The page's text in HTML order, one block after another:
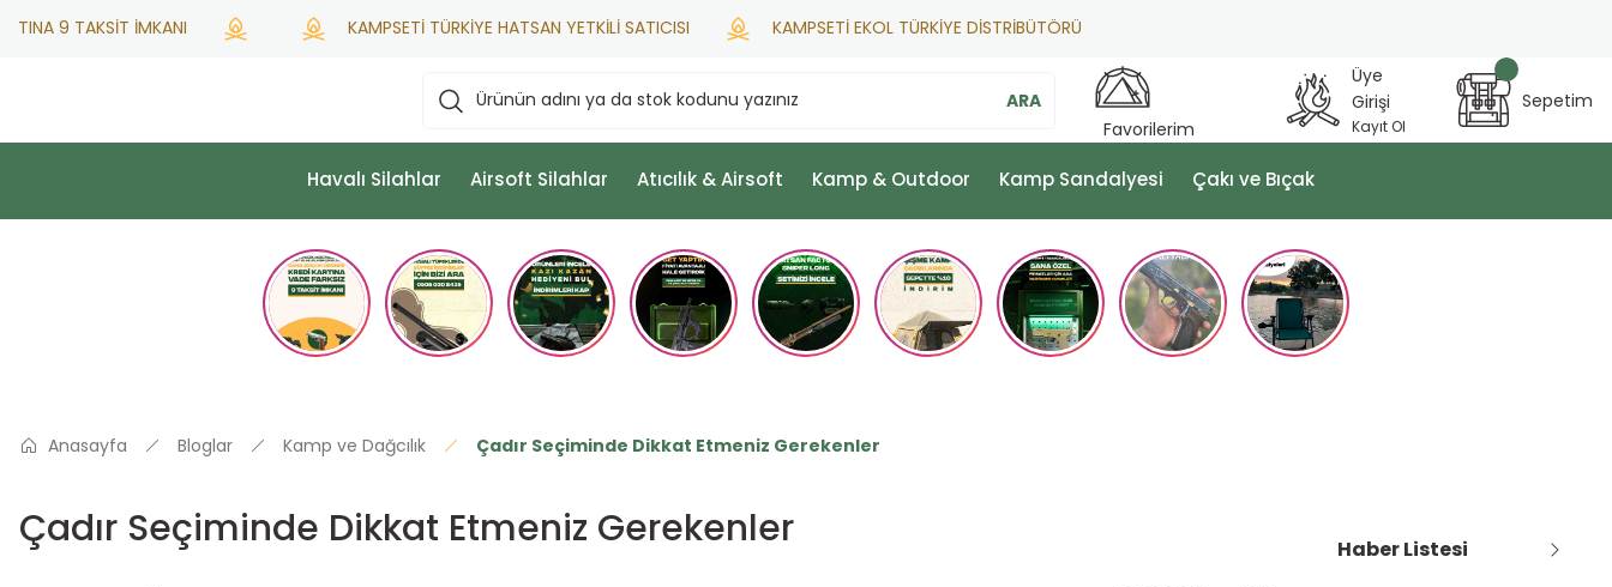
9 TAKSİT İMKANI KAMPSETİ TÜRKİYE HATSAN YETKİLİ SATICISI KAMPSETİ EKOL TÜRKİYE DİSTRİBÜTÖRÜ
ARA
Favorilerim
Üye
Girişi
Kayıt Ol
Sepetim
Havalı Silahlar Airsoft Silahlar Atıcılık & Airsoft Kamp & Outdoor Kamp Sandalyesi Çakı ve Bıçak
Anasayfa Bloglar Kamp ve Dağcılık Çadır Seçiminde Dikkat Etmeniz Gerekenler
Çadır Seçiminde Dikkat Etmeniz Gerekenler Haber Listesi